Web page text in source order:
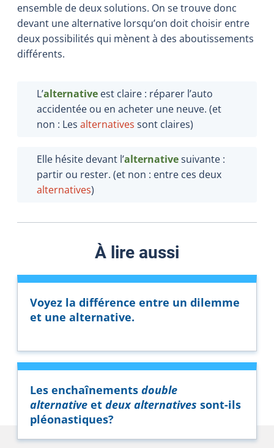
ensemble de deux solutions. On se trouve donc
devant une alternative lorsqu’on doit choisir entre
deux possibilités qui mènent à des aboutissements
différents.
L’alternative est claire : réparer l’auto
accidentée ou en acheter une neuve. (et
non : Les alternatives sont claires)
Elle hésite devant l’alternativesuivante :
partir ou rester. (et non : entre ces deux
alternatives)
À lire aussi
Voyez la différence entre un dilemme
et une alternative.
Les enchaînements double
alternative et deux alternatives sont-ils
pléonastiques?